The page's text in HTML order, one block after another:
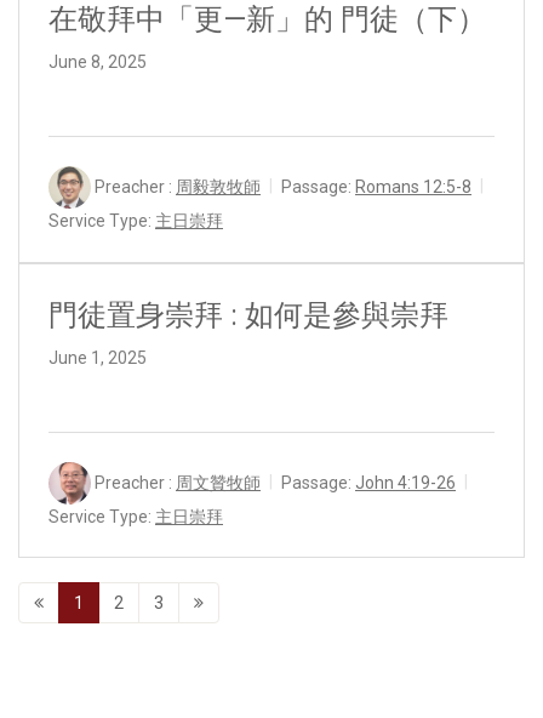
在敬拜中「更—新」的 門徒（下）
June 8, 2025
Preacher : 周毅敦牧師 Passage: Romans 12:5-8
Service Type: 主日崇拜
門徒置身崇拜 : 如何是參與崇拜
June 1, 2025
Preacher : 周文贊牧師 Passage: John 4:19-26
Service Type: 主日崇拜
1 2 3